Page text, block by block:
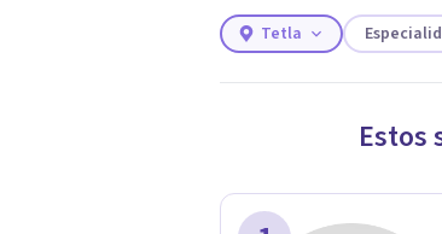
necesidades.
Responder
Tetla
Estos